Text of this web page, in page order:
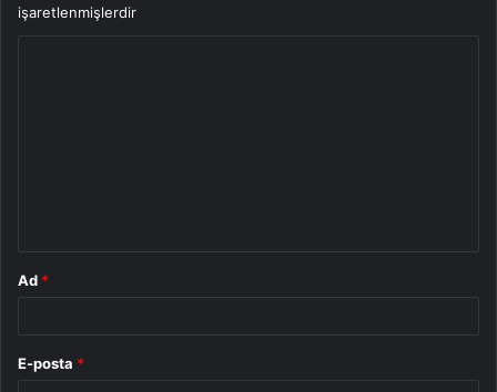
işaretlenmişlerdir
Ad *
E-posta *